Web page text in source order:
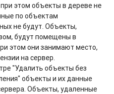
этом объекты в дереве не
по объектам
не будут. Объекты,
будут помещены в
этом они занимают место,
на сервер.
"Удалить объекты без
объекты и их данные
Объекты, удаленные